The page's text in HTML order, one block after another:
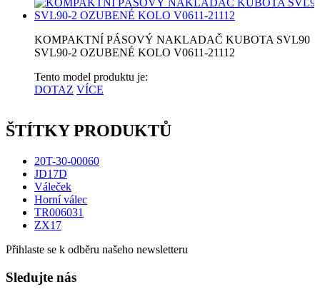
KOMPAKTNÍ PÁSOVÝ NAKLADAČ KUBOTA SVL90
SVL90-2 OZUBENÉ KOLO V0611-21112
Tento model produktu je:
DOTAZ VÍCE
ŠTÍTKY PRODUKTŮ
20T-30-00060
JD17D
Váleček
Horní válec
TR006031
ZX17
Přihlaste se k odběru našeho newsletteru
Sledujte nás